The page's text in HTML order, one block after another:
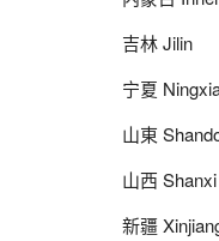
吉林 Jilin
宁夏
山東
山西 Shanxi
新疆